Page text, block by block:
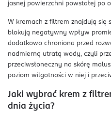
jasnej powierzchni powstałej po
W kremach z filtrem znajdują się
blokują negatywny wpływ
dodatkowo chroniona przed
nadmierną utratą wody, czyli
przeciwsłoneczny na skórę
poziom wilgotności w niej i
Jaki wybrać krem z
dnia życia?